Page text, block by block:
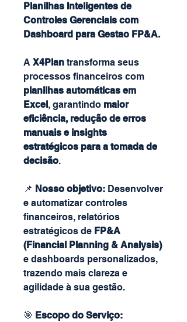
Planilhas Inteligentes de
Controles Gerenciais com
Dashboard para Gestao FP&A.
A X4Plan transforma seus
processos financeiros com
planilhas automáticas em
Excel, garantindo maior
eficiência, redução de erros
manuais e insights
estratégicos para a tomada de
decisão.
📌 Nosso objetivo: Desenvolver
e automatizar controles
financeiros, relatórios
estratégicos de FP&A
(Financial Planning & Analysis)
e dashboards personalizados,
trazendo mais clareza e
agilidade à sua gestão.
🎯 Escopo do Serviço: